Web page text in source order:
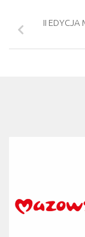
II EDYCJA